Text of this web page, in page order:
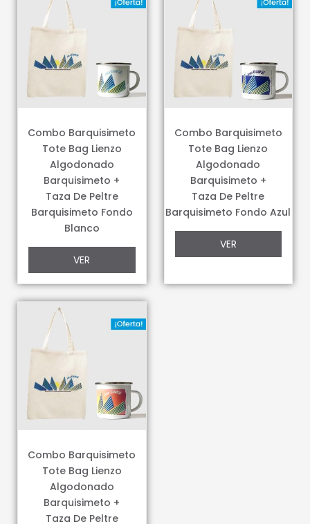
Combo Barquisimeto
Tote Bag Lienzo
Algodonado
Barquisimeto +
Taza De Peltre
Barquisimeto Fondo
Blanco
VER
Combo Barquisimeto
Tote Bag Lienzo
Algodonado
Barquisimeto +
Taza De Peltre
Barquisimeto Fondo Azul
VER
Combo Barquisimeto
Tote Bag Lienzo
Algodonado
Barquisimeto +
Taza De Peltre